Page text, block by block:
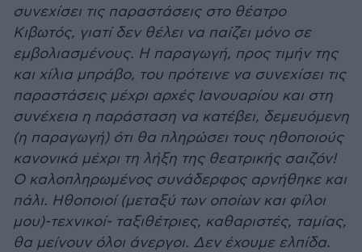
συνεχίσει τις παραστάσεις στο θέατρο
Κιβωτός, γιατί δεν θέλει να παίζει μόνο σε
εμβολιασμένους. Η παραγωγή, προς τιμήν της
και χίλια μπράβο, του πρότεινε να συνεχίσει τις
παραστάσεις μέχρι αρχές Ιανουαρίου και στη
συνέχεια η παράσταση να κατέβει, δεμευόμενη
(η παραγωγή) ότι θα πληρώσει τους ηθοποιούς
κανονικά μέχρι τη λήξη της θεατρικής σαιζόν!
Ο καλοπληρωμένος συνάδερφος αρνήθηκε και
πάλι. Ηθοποιοί (μεταξύ των οποίων και φίλοι
μου)-τεχνικοί- ταξιθέτριες, καθαριστές, ταμίας,
θα μείνουν όλοι άνεργοι. Δεν έχουμε ελπίδα.